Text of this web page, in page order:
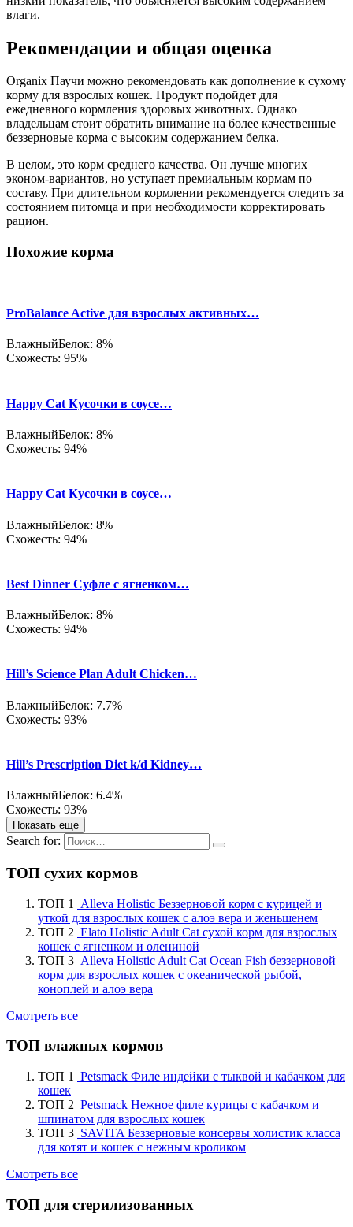
влаги.
Рекомендации и общая оценка
Organix Паучи можно рекомендовать как дополнение к сухому
корму для взрослых кошек. Продукт подойдет для
ежедневного кормления здоровых животных. Однако
владельцам стоит обратить внимание на более качественные
беззерновые корма с высоким содержанием белка.
В целом, это корм среднего качества. Он лучше многих
эконом-вариантов, но уступает премиальным кормам по
составу. При длительном кормлении рекомендуется следить за
состоянием питомца и при необходимости корректировать
рацион.
Похожие корма
ProBalance Active для взрослых активных…
ВлажныйБелок: 8%
Схожесть: 95%
Happy Cat Кусочки в соусе…
ВлажныйБелок: 8%
Схожесть: 94%
Happy Cat Кусочки в соусе…
ВлажныйБелок: 8%
Схожесть: 94%
Best Dinner Суфле с ягненком…
ВлажныйБелок: 8%
Схожесть: 94%
Hill’s Science Plan Adult Chicken…
ВлажныйБелок: 7.7%
Схожесть: 93%
Hill’s Prescription Diet k/d Kidney…
ВлажныйБелок: 6.4%
Схожесть: 93%
Показать еще
Search for:
ТОП сухих кормов
ТОП 1
Alleva Holistic Беззерновой корм с курицей и
уткой для взрослых кошек с алоэ вера и женьшенем
ТОП 2 Elato Holistic Adult Cat сухой корм для взрослых
кошек с ягненком и олениной
ТОП 3 Alleva Holistic Adult Cat Ocean Fish беззерновой
корм для взрослых кошек с океанической рыбой,
коноплей и алоэ вера
Смотреть все
ТОП влажных кормов
ТОП 1
Petsmack Филе индейки с тыквой и кабачком для
кошек
ТОП 2 Petsmack Нежное филе курицы с кабачком и
шпинатом для взрослых кошек
ТОП 3 SAVITA Беззерновые консервы холистик класса
для котят и кошек с нежным кроликом
Смотреть все
ТОП для стерилизованных